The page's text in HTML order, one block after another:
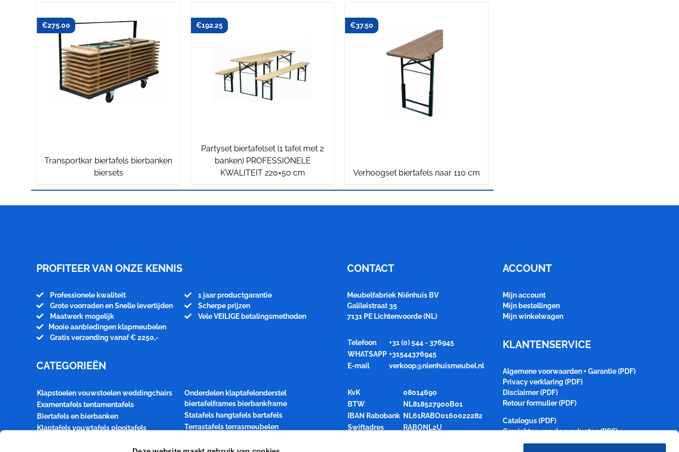
Transportkar biertafels bierbanken
biersets
€275.00
Partyset biertafelset (1 tafel met 2
banken) PROFESSIONELE
KWALITEIT 220×50 cm
€192.25
Verhoogset biertafels naar 110 cm
€37.50
PROFITEER VAN ONZE KENNIS
Professionele kwaliteit
Grote voorraden en Snelle levertijden
Maatwerk mogelijk
Mooie aanbiedingen klapmeubelen
Gratis verzending vanaf € 2250,-
1 jaar productgarantie
Scherpe prijzen
Vele VEILIGE betalingsmethoden
CATEGORIEËN
Klapstoelen vouwstoelen weddingchairs
Examentafels tentamentafels
Biertafels en bierbanken
Klaptafels vouwtafels plooitafels
Onderdelen klaptafelonderstel
biertafelframes bierbankframe
Statafels hangtafels bartafels
Terrastafels terrasmeubelen
Transportkarren opslagkarren
CONTACT
Meubelfabriek Niënhuis BV
Galileistraat 35
7131 PE Lichtenvoorde (NL)
Telefoon
+31 (0) 544 - 376945
WHATSAPP +31544376945
E-mail
verkoop@nienhuismeubel.nl
KvK
08014690
BTW
NL818527900B01
IBAN Rabobank NL61RABO0160022282
Swiftadres
RABONL2U
ACCOUNT
Mijn account
Mijn bestellingen
Mijn winkelwagen
KLANTENSERVICE
Algemene voorwaarden + Garantie (PDF)
Privacy verklaring (PDF)
Disclaimer (PDF)
Retour formulier (PDF)
Catalogus (PDF)
Gewichten van de producten (PDF)